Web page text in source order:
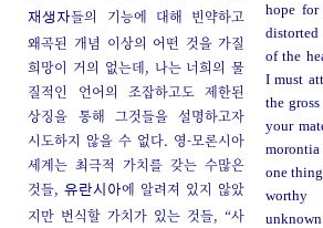
재생자들의 기능에 대해 빈약하고
왜곡된 개념 이상의 어떤 것을 가질
희망이 거의 없는데, 나는 너희의 물
질적인 언어의 조잡하고도 제한된
상징을 통해 그것들을 설명하고자
시도하지 않을 수 없다. 영-모론시아
세계는 최극적 가치를 갖는 수많은
것들,유란시아에 알려져 있지 않았
지만 번식할 가치가 있는 것들, “사
hope for
of the
I must
the
your
morontia
one